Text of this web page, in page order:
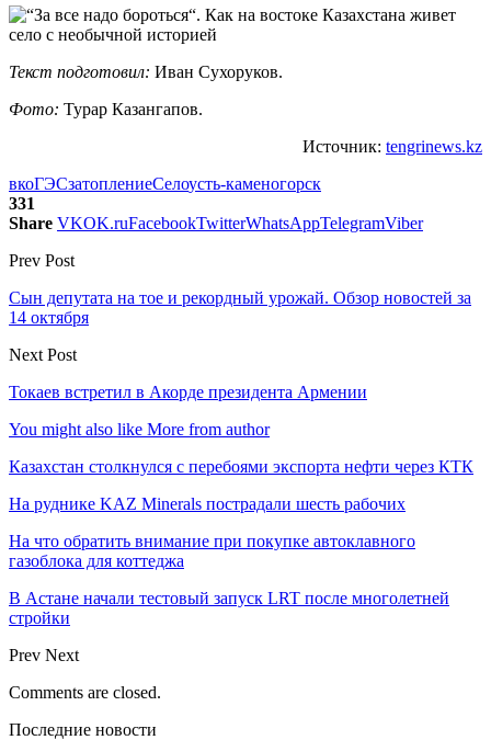
Текст подготовил: Иван Сухоруков.
Фото: Турар Казангапов.
Источник: tengrinews.kz
вкоГЭСзатоплениеСелоусть-каменогорск
331
Share VKOK.ruFacebookTwitterWhatsAppTelegramViber
Prev Post
Сын депутата на тое и рекордный урожай. Обзор новостей за
14 октября
Next Post
Токаев встретил в Акорде президента Армении
You might also like More from author
Казахстан столкнулся с перебоями экспорта нефти через КТК
На руднике KAZ Minerals пострадали шесть рабочих
На что обратить внимание при покупке автоклавного
газоблока для коттеджа
В Астане начали тестовый запуск LRT после многолетней
стройки
Prev Next
Comments are closed.
Последние новости